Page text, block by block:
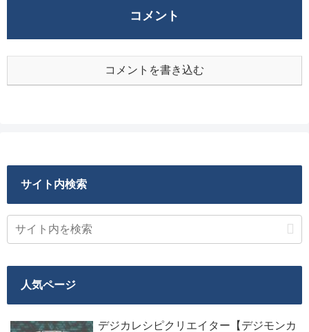
コメント
コメントを書き込む
サイト内検索
人気ページ
デジカレシピクリエイター【デジモンカ